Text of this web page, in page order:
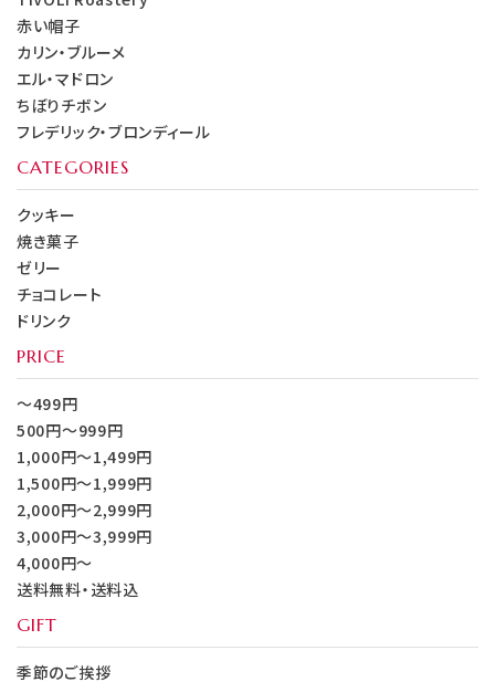
赤い帽子
カリン・ブルーメ
エル・マドロン
ちぼりチボン
フレデリック・ブロンディール
CATEGORIES
クッキー
焼き菓子
ゼリー
チョコレート
ドリンク
PRICE
～499円
500円～999円
1,000円～1,499円
1,500円～1,999円
2,000円～2,999円
3,000円～3,999円
4,000円～
送料無料・送料込
GIFT
季節のご挨拶